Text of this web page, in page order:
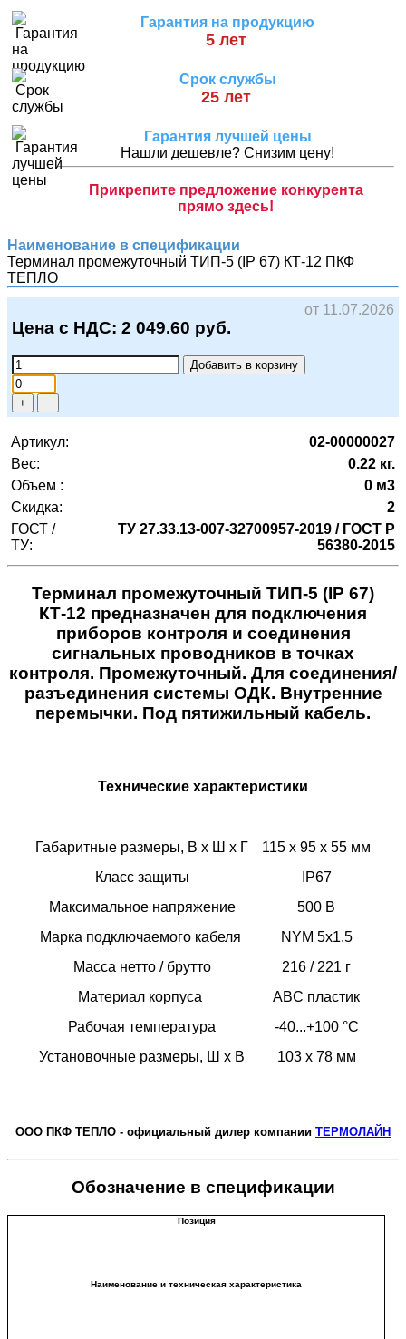
Гарантия на продукцию
5 лет
Срок службы
25 лет
Гарантия лучшей цены
Нашли дешевле? Снизим цену!
Прикрепите предложение конкурента
прямо здесь!
Наименование в спецификации
Терминал промежуточный ТИП-5 (IP 67) КТ-12 ПКФ
ТЕПЛО
от 11.07.2026
Цена с НДС: 2 049.60 руб.
Добавить в корзину
+ −
Артикул:
02-00000027
Вес:
0.22 кг.
Объем :
0 м3
Скидка:
2
ГОСТ /
ТУ:
ТУ 27.33.13-007-32700957-2019 / ГОСТ Р
56380-2015
Терминал промежуточный ТИП-5 (IP 67)
КТ-12 предназначен для подключения
приборов контроля и соединения
сигнальных проводников в точках
контроля. Промежуточный. Для соединения/
разъединения системы ОДК. Внутренние
перемычки. Под пятижильный кабель.
Технические характеристики
Габаритные размеры, В х Ш х Г
115 х 95 х 55 мм
Класс защиты
IP67
Максимальное напряжение
500 В
Марка подключаемого кабеля
NYM 5x1.5
Масса нетто / брутто
216 / 221 г
Материал корпуса
ABC пластик
Рабочая температура
-40...+100 °С
Установочные размеры, Ш х В
103 х 78 мм
ООО ПКФ ТЕПЛО - официальный дилер компании ТЕРМОЛАЙН
Обозначение в спецификации
Позиция
Наименование и техническая характеристика